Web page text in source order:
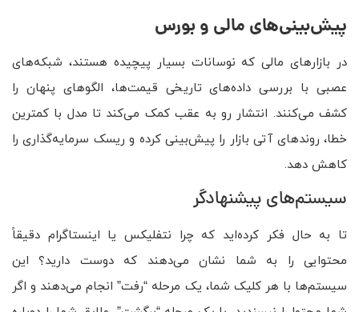
پیش‌بینی‌های مالی و بورس
در بازارهای مالی که نوسانات بسیار پیچیده هستند، شبکه‌های
عصبی با بررسی داده‌های تاریخی قیمت‌ها، الگوهای پنهان را
کشف می‌کنند. انتشار رو به عقب کمک می‌کند تا مدل با کمترین
خطا، روندهای آتی بازار را پیش‌بینی کرده و ریسک سرمایه‌گذاری را
کاهش دهد.
سیستم‌های پیشنهادگر
تا به حال فکر کرده‌اید که چرا نتفلیکس یا اینستاگرام دقیقاً
محتوایی را به شما نشان می‌دهند که دوست دارید؟ این
سیستم‌ها با هر کلیک شما، یک مرحله “رفت” انجام می‌دهند و اگر